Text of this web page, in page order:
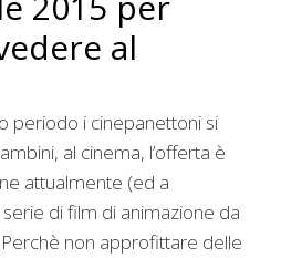
al
periodo i cinepanettoni si
al cinema, l’offerta è
attualmente (ed a
di film di animazione da
non approfittare delle